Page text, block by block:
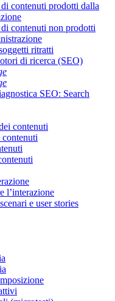
contenuti prodotti dalla
contenuti non prodotti
ritratti
di ricerca (SEO)
SEO: Search
contenuti
l’interazione
e user stories